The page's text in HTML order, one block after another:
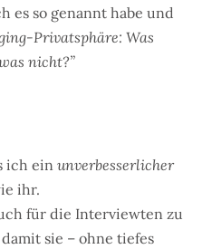
es so genannt habe und
Privatsphäre: Was
nicht?”
ich einunverbesserlicher
ihr.
für die Interviewten zu
sie – ohne tiefes